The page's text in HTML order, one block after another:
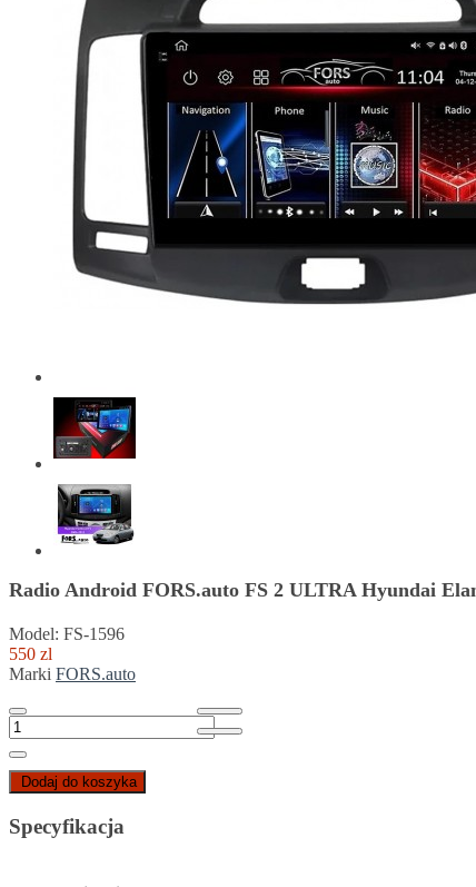
Radio Android FORS.auto FS 2 ULTRA Hyundai
Model: FS-1596
550 zl
Marki FORS.auto
Dodaj do koszyka
Specyfikacja